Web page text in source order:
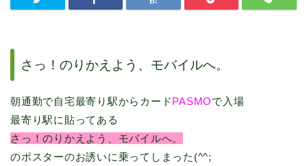
さっ！のりかえよう、モバイルへ。
朝通勤で自宅最寄り駅からカードPASMOで入場
最寄り駅に貼ってある
さっ！のりかえよう、モバイルへ。
のポスターのお誘いに乗ってしまった(^^;